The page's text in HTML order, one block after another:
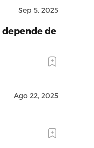
Sep 5, 2025
de
Ago 22, 2025